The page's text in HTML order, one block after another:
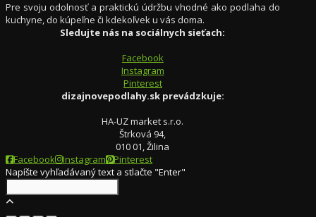
Pre svoju odolnosť a praktickú údržbu vhodné ako podlaha do
kuchyne, do kúpeľne či kdekoľvek u vás doma.
Sledujte nás na sociálnych sieťach:
Facebook
Instagram
Pinterest
dizajnovepodlahy.sk prevádzkuje:
HA-UZ market s.r.o.
Štrková 94,
010 01, Žilina
Facebook
Instagram
Pinterest
Napíšte vyhľadávaný text a stlačte "Enter"